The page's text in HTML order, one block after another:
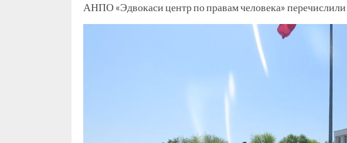
АНПО «Эдвокаси центр по правам человека»